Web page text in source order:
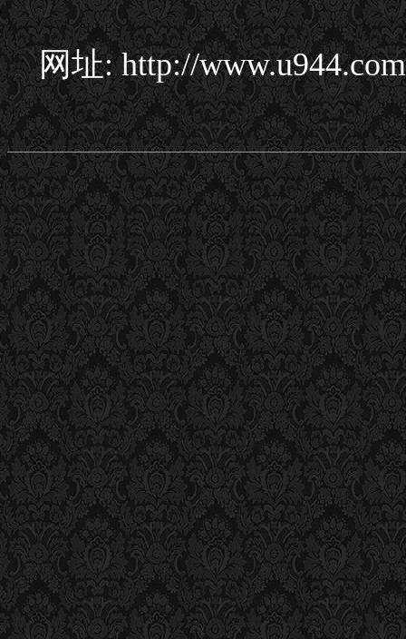
网址: http://www.u944.com